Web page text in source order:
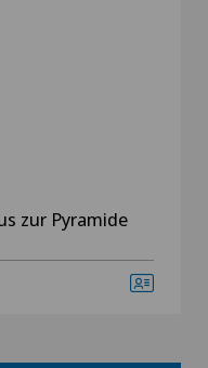
zur Pyramide